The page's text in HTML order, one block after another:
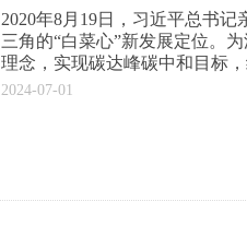
2020年8月19日，习近平总书
三角的“白菜心”新发展定位。
理念，实现碳达峰碳中和目标
协会举办安徽省第十一届工业
2024-07-01